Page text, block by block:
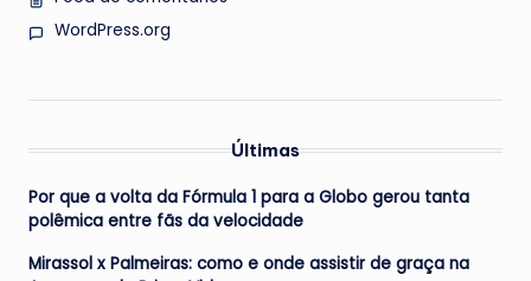
WordPress.org
Últimas
Por que a volta da Fórmula 1 para a Globo gerou tanta
polêmica entre fãs da velocidade
Mirassol x Palmeiras: como e onde assistir de graça na